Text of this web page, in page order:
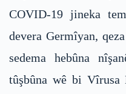
COVID-19 jineka
devera Germîyan,
sedema hebûna
tûşbûna wê bi